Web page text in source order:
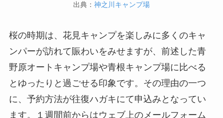
出典： 神之川キャンプ場
桜の時期は、花見キャンプを楽しみに多くのキャ
ンパーが訪れて賑わいをみせますが、前述した青
野原オートキャンプ場や青根キャンプ場に比べる
とゆったりと過ごせる印象です。その理由の一つ
に、予約方法が往復ハガキにて申込みとなってい
ます。１週間前からはウェブ上のメールフォーム